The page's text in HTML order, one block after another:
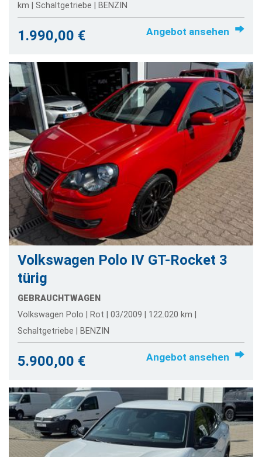
km | Schaltgetriebe | BENZIN
1.990,00 € Angebot ansehen
Volkswagen Polo IV GT-Rocket 3
türig
GEBRAUCHTWAGEN
Volkswagen Polo | Rot | 03/2009 | 122.020 km |
Schaltgetriebe | BENZIN
5.900,00 € Angebot ansehen